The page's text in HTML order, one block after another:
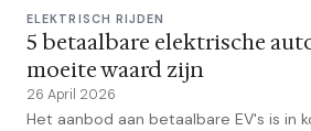
ELEKTRISCH RIJDEN
5 betaalbare elektrische
moeite waard zijn
26 April 2026
Het aanbod aan betaalbare EV's is in